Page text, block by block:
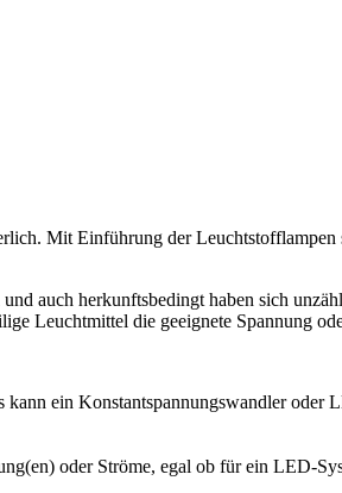
Mit Einführung der Leuchtstofflampen
auch herkunftsbedingt haben sich
Leuchtmittel die geeignete Spannung
ein Konstantspannungswandler oder
oder Ströme, egal ob für ein LED-